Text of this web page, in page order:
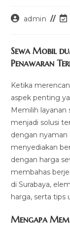
Postadmin
Sewa Mobil
Penawaran
Ketika
aspek penting
Memilih layanan
menjadi solusi
dengan nyaman
menyediakan
dengan harga
membahas
di Surabaya,
harga, serta tips
Mengapa